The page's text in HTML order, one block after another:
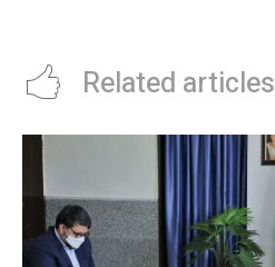
Related articles